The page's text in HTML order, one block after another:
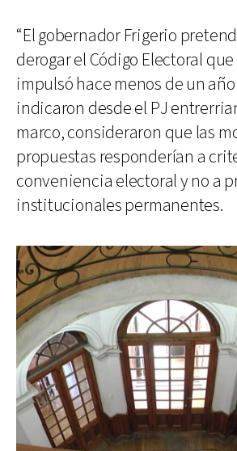
“El gobernador Frigerio
derogar el Código Electoral
impulsó hace menos de un
indicaron desde el PJ
marco, consideraron que las
propuestas responderían a
conveniencia electoral y no a
institucionales permanentes.